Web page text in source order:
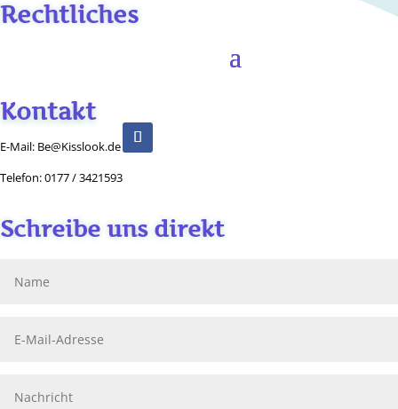
Rechtliches
Kontakt
E-Mail: Be@Kisslook.de
Telefon: 0177 / 3421593
Schreibe uns direkt